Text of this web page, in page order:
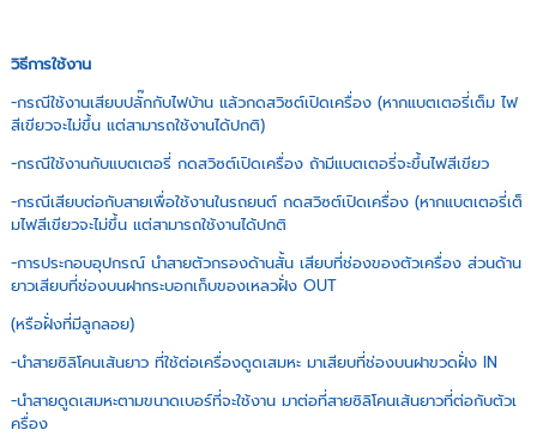
วิธีการใช้งาน
-กรณีใช้งานเสียบปลั๊กกับไฟบ้าน แล้วกดสวิซต์เปิดเครื่อง (หากแบตเตอรี่เต็ม ไฟ
สีเขียวจะไม่ขึ้น แต่สามารถใช้งานได้ปกติ)
-กรณีใช้งานกับแบตเตอรี่ กดสวิซต์เปิดเครื่อง ถ้ามีแบตเตอรี่จะขึ้นไฟสีเขียว
-กรณีเสียบต่อกับสายเพื่อใช้งานในรถยนต์ กดสวิซต์เปิดเครื่อง (หากแบตเตอรี่เต็
มไฟสีเขียวจะไม่ขึ้น แต่สามารถใช้งานได้ปกติ
-การประกอบอุปกรณ์ นำสายตัวกรองด้านสั้น เสียบที่ช่องของตัวเครื่อง ส่วนด้าน
ยาวเสียบที่ช่องบนฝากระบอกเก็บของเหลวฝั่ง OUT
(หรือฝั่งที่มีลูกลอย)
-นำสายซิลิโคนเส้นยาว ที่ใช้ต่อเครื่องดูดเสมหะ มาเสียบที่ช่องบนฝาขวดฝั่ง IN
-นำสายดูดเสมหะตามขนาดเบอร์ที่จะใช้งาน มาต่อที่สายซิลิโคนเส้นยาวที่ต่อกับตัวเ
ครื่อง